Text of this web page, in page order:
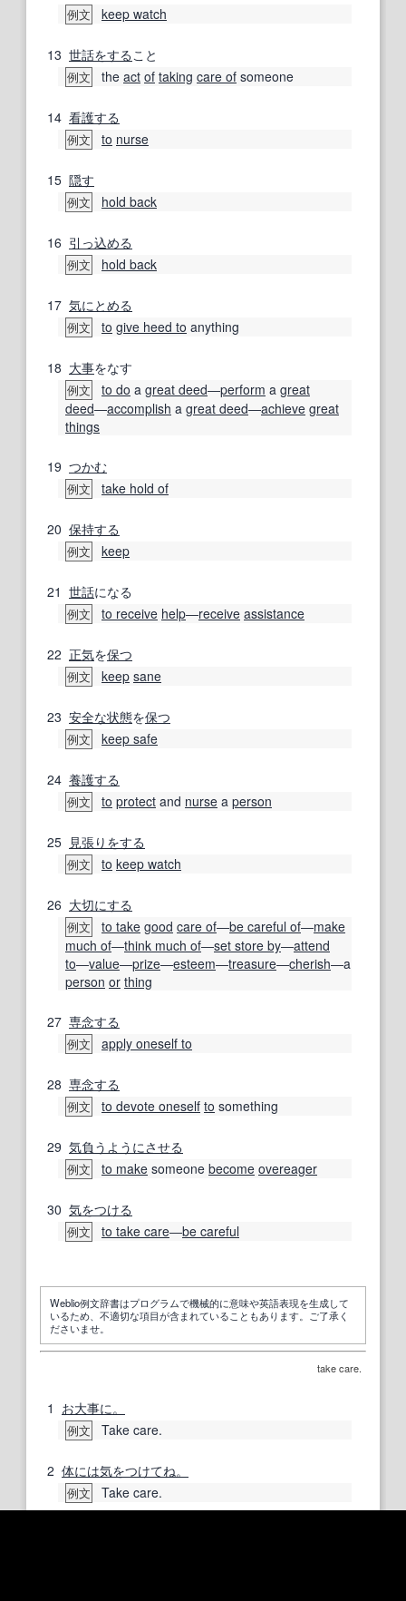
例文 keep watch
13 世話をすること
例文 the act of taking care of someone
14 看護する
例文 to nurse
15 隠す
例文 hold back
16 引っ込める
例文 hold back
17 気にとめる
例文 to give heed to anything
18 大事をなす
例文 to do a great deed―perform a great
deed―accomplish a great deed―achieve great
things
19 つかむ
例文 take hold of
20 保持する
例文 keep
21 世話になる
例文 to receive help―receive assistance
22 正気を保つ
例文 keep sane
23 安全な状態を保つ
例文 keep safe
24 養護する
例文 to protect and nurse a person
25 見張り をする
例文 to keep watch
26 大切にする
例文 to take good care of―be careful of―make
much of―think much of―set store by―attend
to―value―prize―esteem―treasure―cherish―a
person or thing
27 専念する
例文 apply oneself to
28 専念する
例文 to devote oneself to something
29 気負う ようにさせる
例文 to make someone become overeager
30 気をつける
例文 to take care―be careful
Weblio例文辞書はプログラムで機械的に意味や英語表現を生成して
いるため、不適切な項目が含まれていることもあります。ご了承く
ださいませ。
take care.
1 お大事に。
例文 Take care.
2 体には気をつけてね。
例文 Take care.